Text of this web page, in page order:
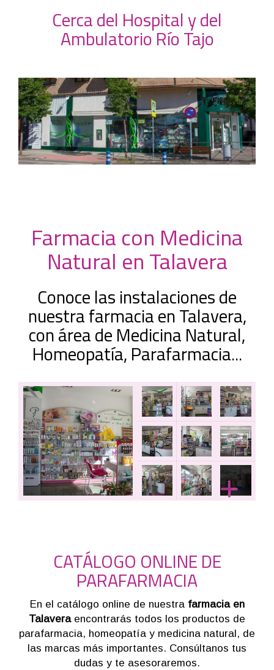
Cerca del Hospital y del
Ambulatorio Río Tajo
Farmacia con Medicina
Natural en Talavera
Conoce las instalaciones de
nuestra farmacia en Talavera,
con área de Medicina Natural,
Homeopatía, Parafarmacia...
CATÁLOGO ONLINE DE
PARAFARMACIA
En el catálogo online de nuestra farmacia en
Talaveraencontrarás todos los productos de
parafarmacia, homeopatía y medicina natural, de
las marcas más importantes. Consúltanos tus
dudas y te asesoraremos.